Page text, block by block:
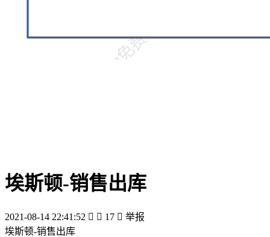
埃斯顿-销售出库
2021-08-14 22:41:52   17  举报
埃斯顿-销售出库